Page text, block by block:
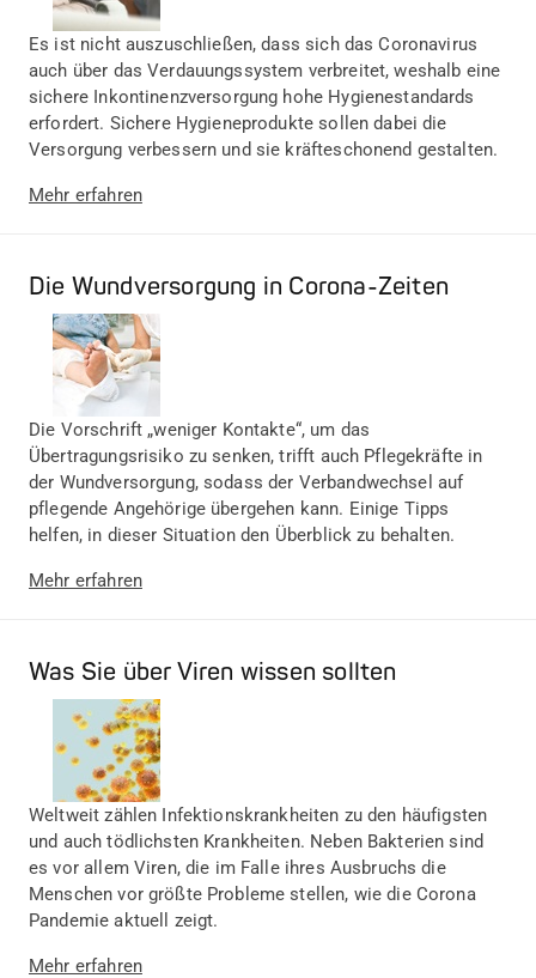
Es ist nicht auszuschließen, dass sich das Coronavirus
auch über das Verdauungssystem verbreitet, weshalb eine
sichere Inkontinenzversorgung hohe Hygienestandards
erfordert. Sichere Hygieneprodukte sollen dabei die
Versorgung verbessern und sie kräfteschonend gestalten.
Mehr erfahren
Die Wundversorgung in Corona-Zeiten
Die Vorschrift „weniger Kontakte“, um das
Übertragungsrisiko zu senken, trifft auch Pflegekräfte in
der Wundversorgung, sodass der Verbandwechsel auf
pflegende Angehörige übergehen kann. Einige Tipps
helfen, in dieser Situation den Überblick zu behalten.
Mehr erfahren
Was Sie über Viren wissen sollten
Weltweit zählen Infektionskrankheiten zu den häufigsten
und auch tödlichsten Krankheiten. Neben Bakterien sind
es vor allem Viren, die im Falle ihres Ausbruchs die
Menschen vor größte Probleme stellen, wie die Corona
Pandemie aktuell zeigt.
Mehr erfahren